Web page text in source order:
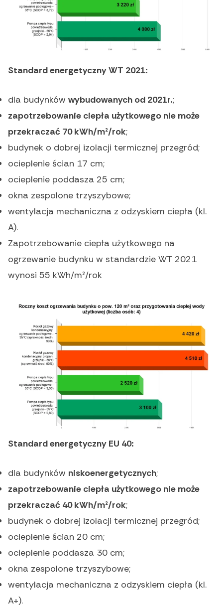
Standard energetyczny WT 2021:
dla budynków wybudowanych od 2021r.;
zapotrzebowanie ciepła użytkowego nie może
przekraczać 70 kWh/m²/rok;
budynek o dobrej izolacji termicznej przegród;
ocieplenie ścian 17 cm;
ocieplenie poddasza 25 cm;
okna zespolone trzyszybowe;
wentylacja mechaniczna z odzyskiem ciepła (kl.
A).
Zapotrzebowanie ciepła użytkowego na
ogrzewanie budynku w standardzie WT 2021
wynosi 55 kWh/m²/rok
Standard energetyczny EU 40:
dla budynków niskoenergetycznych;
zapotrzebowanie ciepła użytkowego nie może
przekraczać 40 kWh/m²/rok;
budynek o dobrej izolacji termicznej przegród;
ocieplenie ścian 20 cm;
ocieplenie poddasza 30 cm;
okna zespolone trzyszybowe;
wentylacja mechaniczna z odzyskiem ciepła (kl.
A+).